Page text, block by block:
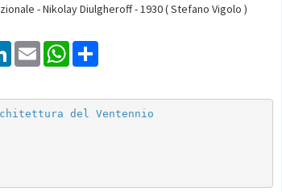
- Nikolay Diulgheroff - 1930 ( Stefano Vigolo )
LinkedInEmail WhatsApp
del Ventennio